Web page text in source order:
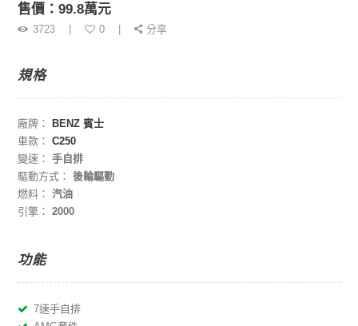
售價：99.8萬元
3723 0 分享
規格
廠牌：
BENZ 賓士
車款：
C250
變速：
手自排
驅動方式：
後輪驅動
燃料：
汽油
引擎：
2000
功能
7速手自排